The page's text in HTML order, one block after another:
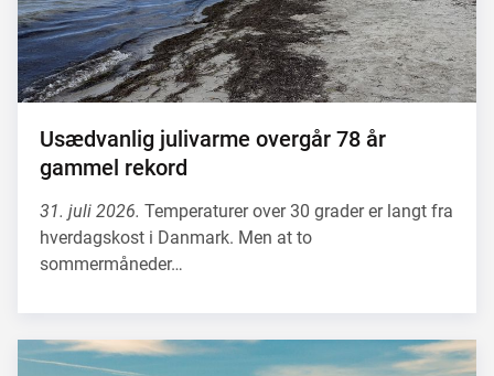
Usædvanlig julivarme overgår 78 år
gammel rekord
31. juli 2026. Temperaturer over 30 grader er langt fra
hverdagskost i Danmark. Men at to
sommermåneder…